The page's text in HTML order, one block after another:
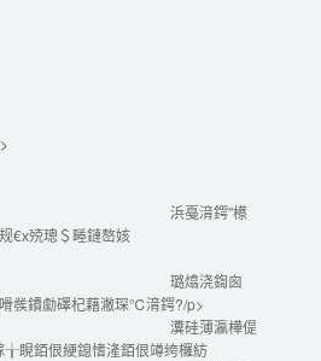
浜戞湇鍔″櫒
€х殑璁＄畻鏈嶅姟
璐熻浇鍧囪
彂鐨勮礋杞藉潎琛℃湇鍔?/p>
瀵硅薄瀛樺偍
╁睍銆佷綆鎴愭湰銆佷竴绔欏紡